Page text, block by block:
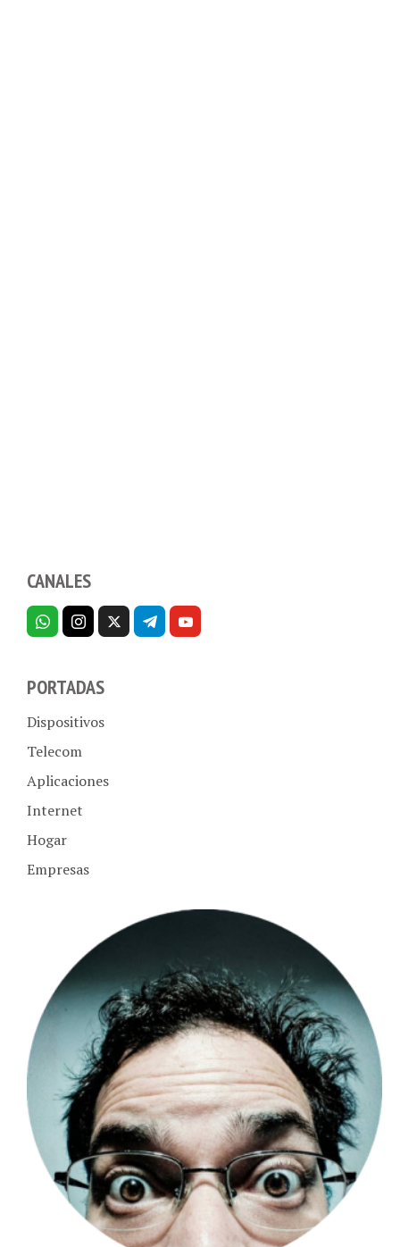
CANALES
PORTADAS
Dispositivos
Telecom
Aplicaciones
Internet
Hogar
Empresas